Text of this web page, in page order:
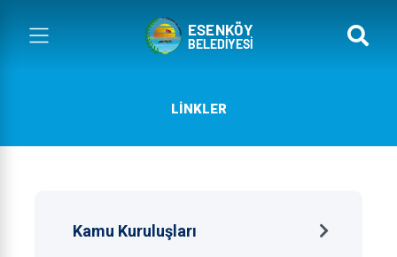
LINKLER
Kamu Kuruluşları